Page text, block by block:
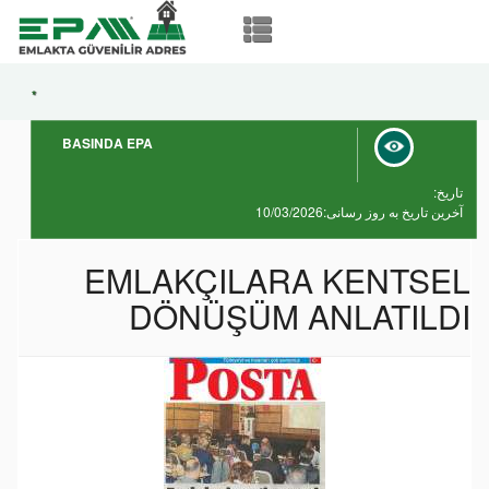
*
BASINDA EPA
تاریخ:
آخرین تاریخ به روز رسانی:10/03/2026
EMLAKÇILARA KENTSEL
DÖNÜŞÜM ANLATILDI